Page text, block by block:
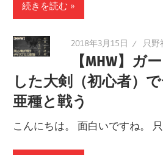
続きを読む
2018年3月15日 只野
【MHW】ガ
した大剣（初心者）
亜種と戦う
こんにちは。 面白いですね。 只